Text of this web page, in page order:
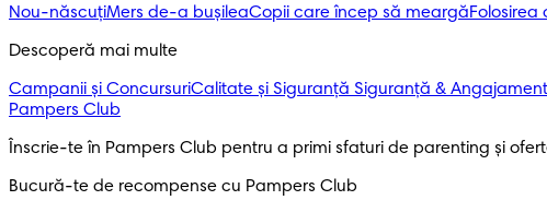
Nou-născuțiMers de-a bușileaCopii care încep să meargăFolosirea
Descoperă mai multe
Campanii și ConcursuriCalitate și Siguranță Siguranță & Angajament
Pampers Club
Înscrie-te în Pampers Club pentru a primi sfaturi de parenting și
Bucură-te de recompense cu Pampers Club